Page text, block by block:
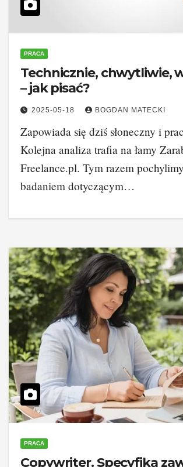
PRACA
Technicznie, chwytliwie,
– jak pisać?
2025-05-18 BOGDAN MATECKI
Zapowiada się dziś słoneczny i
Kolejna analiza trafia na łamy
Freelance.pl. Tym razem
badaniem dotyczącym…
PRACA
Copywriter. Specyfika